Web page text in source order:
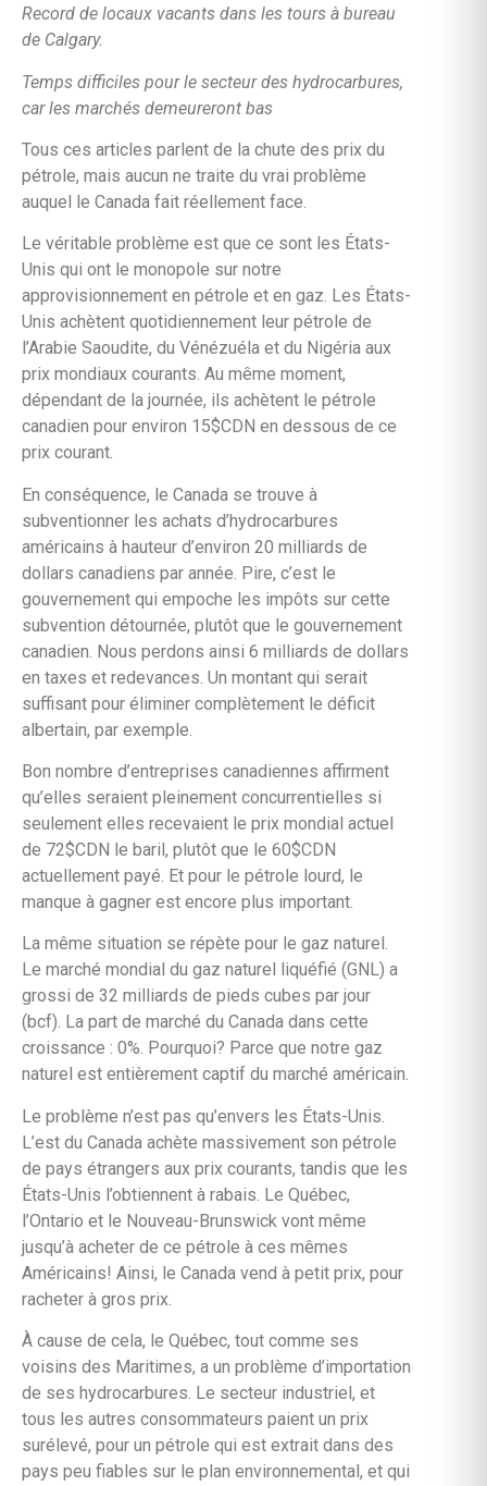
Record de locaux vacants dans les tours à bureau
de Calgary.
Temps difficiles pour le secteur des hydrocarbures,
car les marchés demeureront bas
Tous ces articles parlent de la chute des prix du
pétrole, mais aucun ne traite du vrai problème
auquel le Canada fait réellement face.
Le véritable problème est que ce sont les États-
Unis qui ont le monopole sur notre
approvisionnement en pétrole et en gaz. Les États-
Unis achètent quotidiennement leur pétrole de
l’Arabie Saoudite, du Vénézuéla et du Nigéria aux
prix mondiaux courants. Au même moment,
dépendant de la journée, ils achètent le pétrole
canadien pour environ 15$CDN en dessous de ce
prix courant.
En conséquence, le Canada se trouve à
subventionner les achats d’hydrocarbures
américains à hauteur d’environ 20 milliards de
dollars canadiens par année. Pire, c’est le
gouvernement qui empoche les impôts sur cette
subvention détournée, plutôt que le gouvernement
canadien. Nous perdons ainsi 6 milliards de dollars
en taxes et redevances. Un montant qui serait
suffisant pour éliminer complètement le déficit
albertain, par exemple.
Bon nombre d’entreprises canadiennes affirment
qu’elles seraient pleinement concurrentielles si
seulement elles recevaient le prix mondial actuel
de 72$CDN le baril, plutôt que le 60$CDN
actuellement payé. Et pour le pétrole lourd, le
manque à gagner est encore plus important.
La même situation se répète pour le gaz naturel.
Le marché mondial du gaz naturel liquéfié (GNL) a
grossi de 32 milliards de pieds cubes par jour
(bcf). La part de marché du Canada dans cette
croissance : 0%. Pourquoi? Parce que notre gaz
naturel est entièrement captif du marché américain.
Le problème n’est pas qu’envers les États-Unis.
L’est du Canada achète massivement son pétrole
de pays étrangers aux prix courants, tandis que les
États-Unis l’obtiennent à rabais. Le Québec,
l’Ontario et le Nouveau-Brunswick vont même
jusqu’à acheter de ce pétrole à ces mêmes
Américains! Ainsi, le Canada vend à petit prix, pour
racheter à gros prix.
À cause de cela, le Québec, tout comme ses
voisins des Maritimes, a un problème d’importation
de ses hydrocarbures. Le secteur industriel, et
tous les autres consommateurs paient un prix
surélevé, pour un pétrole qui est extrait dans des
pays peu fiables sur le plan environnemental, et qui